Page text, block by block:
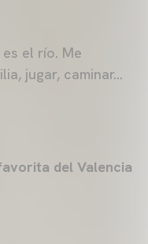
el río. Me
jugar, caminar…
del Valencia